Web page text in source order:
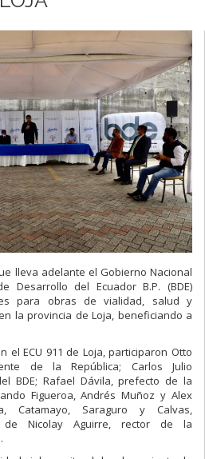
lleva adelante el Gobierno Nacional
Desarrollo del Ecuador B.P. (BDE)
para obras de vialidad, salud y
la provincia de Loja, beneficiando a
el ECU 911 de Loja, participaron Otto
de la República; Carlos Julio
BDE; Rafael Dávila, prefecto de la
Figueroa, Andrés Muñoz y Alex
Catamayo, Saraguro y Calvas,
de Nicolay Aguirre, rector de la